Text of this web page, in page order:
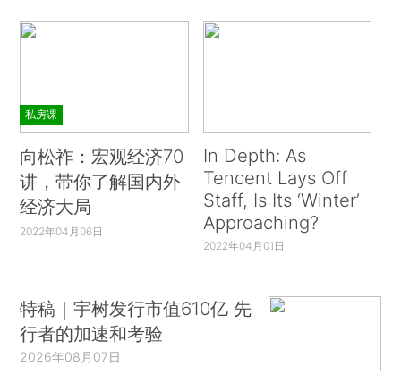
私房课
向松祚：宏观经济70
讲，带你了解国内外
经济大局
2022年04月06日
In Depth: As
Tencent Lays Off
Staff, Is Its ‘Winter’
Approaching?
2022年04月01日
特稿｜宇树发行市值610亿 先
行者的加速和考验
2026年08月07日